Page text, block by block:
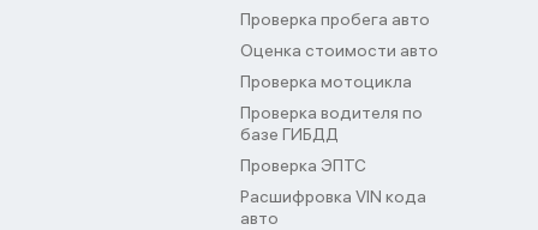
Проверка пробега авто
Оценка стоимости авто
Проверка мотоцикла
Проверка водителя по
базе ГИБДД
Проверка ЭПТС
Расшифровка VIN кода
авто